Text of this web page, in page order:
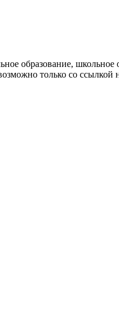
образование, школьное
только со ссылкой